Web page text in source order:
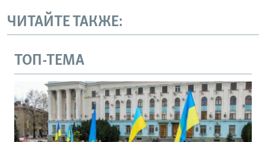
ЧИТАЙТЕ ТАКЖЕ:
ТОП-ТЕМА